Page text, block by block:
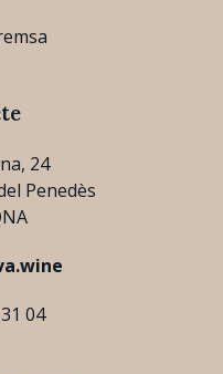
24
Penedès
04